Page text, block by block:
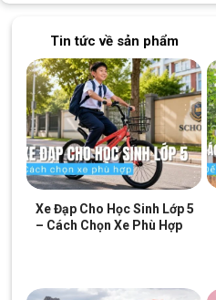
Tin tức về sản phẩm
Xe Đạp Cho Học Sinh Lớp 5
– Cách Chọn Xe Phù Hợp